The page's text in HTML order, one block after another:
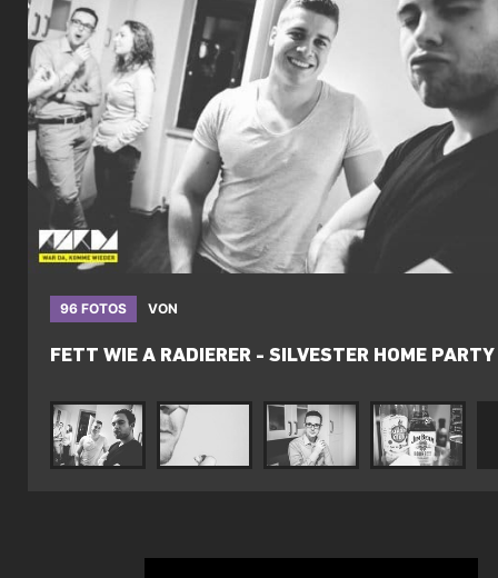
96 FOTOS VON
FETT WIE A RADIERER - SILVESTER HOME